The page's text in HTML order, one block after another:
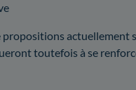
propositions actuellement
toutefois à se